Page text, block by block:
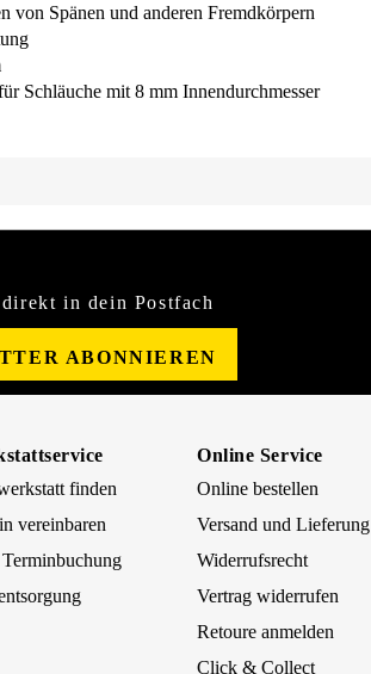
von Spänen und anderen Fremdkörpern
Schläuche mit 8 mm Innendurchmesser
in dein Postfach
ABONNIEREN
finden
vereinbaren
Online Service
Online bestellen
Versand und Lieferung
Widerrufsrecht
Vertrag widerrufen
Retoure anmelden
Click & Collect